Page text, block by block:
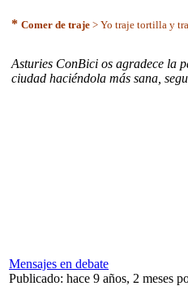
* Comer de traje > Yo traje tortilla y
Asturies ConBici os agradece la
ciudad haciéndola más sana,
Mensajes en debate
Publicado: hace 9 años, 2 meses